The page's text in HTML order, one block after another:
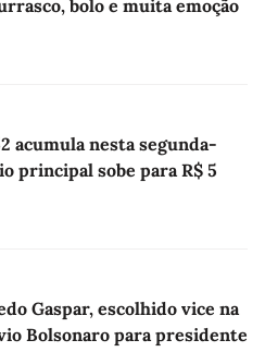
bolo e muita emoção
acumula nesta segunda-
principal sobe para R$ 5
Gaspar, escolhido vice na
Bolsonaro para presidente